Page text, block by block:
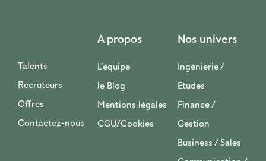
Talents
Recruteurs
Offres
Contactez-nous
A propos
L’équipe
le Blog
Mentions légales
CGU/Cookies
Nos univers
Ingénierie /
Etudes
Finance /
Gestion
Business / Sales